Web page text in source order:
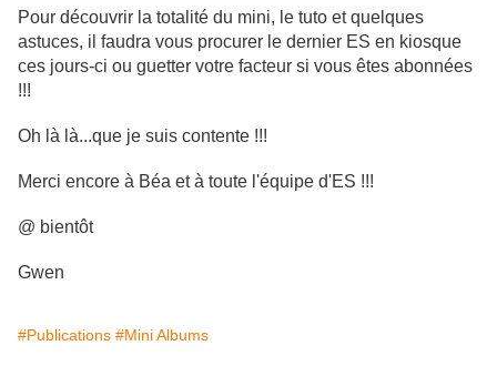
Pour découvrir la totalité du mini, le tuto et quelques
astuces, il faudra vous procurer le dernier ES en kiosque
ces jours-ci ou guetter votre facteur si vous êtes abonnées
!!!
Oh là là...que je suis contente !!!
Merci encore à Béa et à toute l'équipe d'ES !!!
@ bientôt
Gwen
#Publications #Mini Albums